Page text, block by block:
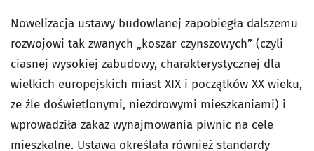
Nowelizacja ustawy budowlanej zapobiegła dalszemu
rozwojowi tak zwanych „koszar czynszowych” (czyli
ciasnej wysokiej zabudowy, charakterystycznej dla
wielkich europejskich miast XIX i początków XX wieku,
ze źle doświetlonymi, niezdrowymi mieszkaniami) i
wprowadziła zakaz wynajmowania piwnic na cele
mieszkalne. Ustawa określała również standardy